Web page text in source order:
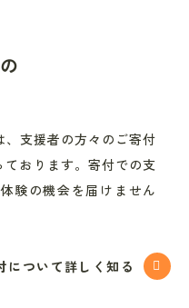
支援者の方々のご寄付
おります。寄付での支
験の機会を届けません
について詳しく知る